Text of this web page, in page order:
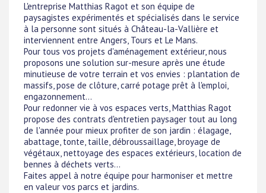
L'entreprise Matthias Ragot et son équipe de
paysagistes expérimentés et spécialisés dans le service
à la personne sont situés à Château-la-Vallière et
interviennent entre Angers, Tours et Le Mans.
Pour tous vos projets d'aménagement extérieur, nous
proposons une solution sur-mesure après une étude
minutieuse de votre terrain et vos envies : plantation de
massifs, pose de clôture, carré potage prêt à l'emploi,
engazonnement...
Pour redonner vie à vos espaces verts, Matthias Ragot
propose des contrats d'entretien paysager tout au long
de l'année pour mieux profiter de son jardin : élagage,
abattage, tonte, taille, débroussaillage, broyage de
végétaux, nettoyage des espaces extérieurs, location de
bennes à déchets verts...
Faites appel à notre équipe pour harmoniser et mettre
en valeur vos parcs et jardins.